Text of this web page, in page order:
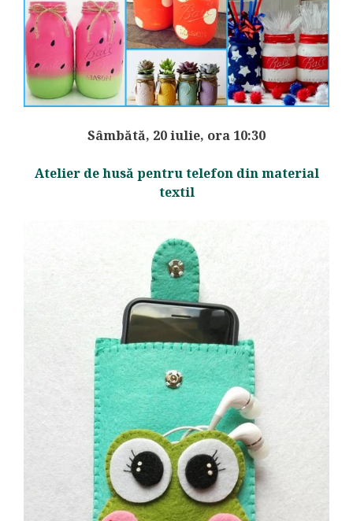
Sâmbătă, 20 iulie, ora 10:30
Atelier de husă pentru telefon din material
textil